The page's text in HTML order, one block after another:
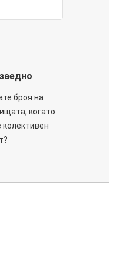
броя на
когато